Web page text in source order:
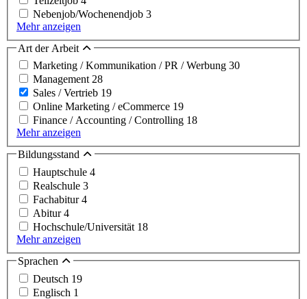
Nebenjob/Wochenendjob 3
Mehr anzeigen
Art der Arbeit
Marketing / Kommunikation / PR / Werbung 30
Management28
Sales / Vertrieb 19
Online Marketing / eCommerce 19
Finance / Accounting / Controlling 18
Mehr anzeigen
Bildungsstand
Hauptschule 4
Realschule 3
Fachabitur4
Abitur4
Hochschule/Universität 18
Mehr anzeigen
Sprachen
Deutsch 19
Englisch 1